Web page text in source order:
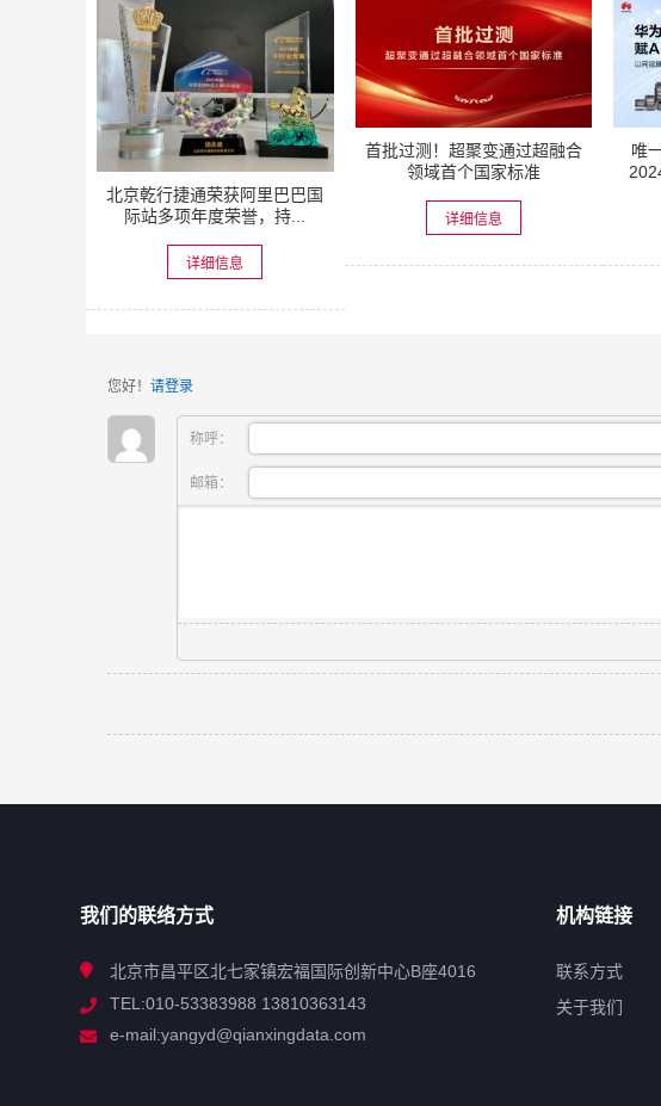
北京乾行捷通荣获阿里巴巴国
际站多项年度荣誉，持...
详细信息
首批过测！超聚变通过超融合
领域首个国家标准
详细信息
唯
您好！ 请登录
称呼：
邮箱：
我们的联络方式
北京市昌平区北七家镇宏福国际创新中心B座4016
TEL:010-53383988 13810363143
e-mail:yangyd@qianxingdata.com
机构链接
联系方式
关于我们